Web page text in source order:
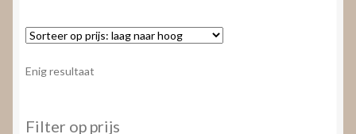
Enig resultaat
Filter op prijs